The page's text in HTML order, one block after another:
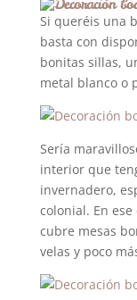
Si queréis una
basta con
bonitas sillas,
metal blanco o
Sería
interior que
invernadero,
colonial. En
cubre mesas
velas y poco